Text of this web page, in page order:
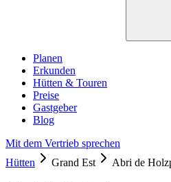
Planen
Erkunden
Hütten & Touren
Preise
Gastgeber
Blog
Mit dem Vertrieb sprechen
Hütten
Grand Est Abri de